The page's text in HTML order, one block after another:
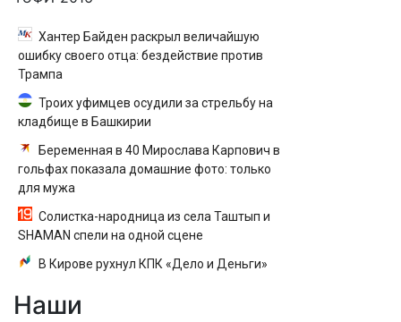
Хантер Байден раскрыл величайшую
ошибку своего отца: бездействие против
Трампа
Троих уфимцев осудили за стрельбу на
кладбище в Башкирии
Беременная в 40 Мирослава Карпович в
гольфах показала домашние фото: только
для мужа
Солистка-народница из села Таштып и
SHAMAN спели на одной сцене
В Кирове рухнул КПК «Дело и Деньги»
Наши